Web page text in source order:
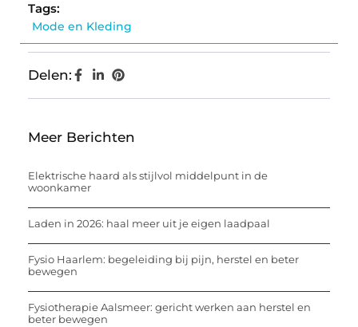
Tags:
Mode en Kleding
Delen:
Meer Berichten
Elektrische haard als stijlvol middelpunt in de
woonkamer
Laden in 2026: haal meer uit je eigen laadpaal
Fysio Haarlem: begeleiding bij pijn, herstel en beter
bewegen
Fysiotherapie Aalsmeer: gericht werken aan herstel en
beter bewegen